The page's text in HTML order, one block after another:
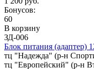
Бонусов:
60
В корзину
ЗД-006
Блок питания (адаптер)
тц "Надежда" (р-н
тц "Европейский" (р-н